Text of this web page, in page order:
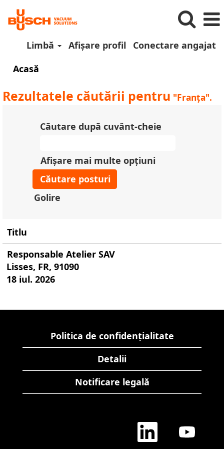
Limbă Afișare profil
Conectare angajat
Acasă
Rezultatele căutării pentru "Franța".
Căutare după cuvânt-cheie
Afișare mai multe opțiuni
Golire
Titlu
Responsable Atelier SAV
Lisses, FR, 91090
18 iul. 2026
Politica de confidențialitate
Detalii
Notificare legală
S
d
e